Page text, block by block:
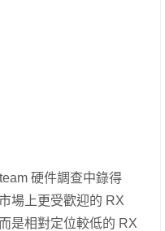
硬件調查中錄得
場上更受歡迎的 RX
是相對定位較低的 RX